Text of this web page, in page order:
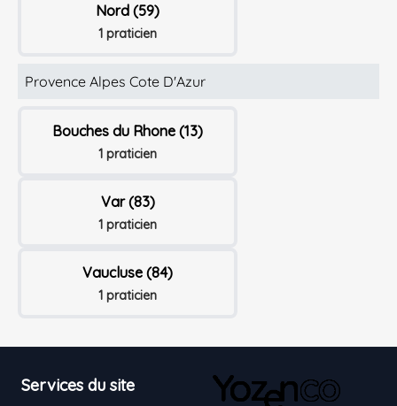
Nord (59)
1 praticien
Provence Alpes Cote D'Azur
Bouches du Rhone (13)
1 praticien
Var (83)
1 praticien
Vaucluse (84)
1 praticien
Services du site